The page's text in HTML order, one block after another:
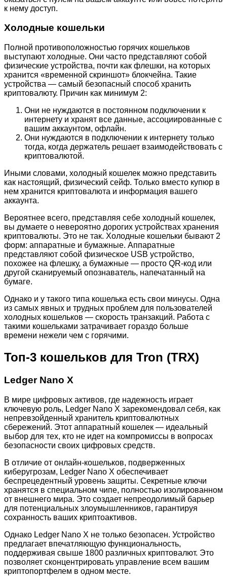
к нему доступ.
Холодные кошельки
Полной противоположностью горячих кошельков
выступают холодные. Они часто представляют собой
физические устройства, почти как флешки, на которых
хранится «временной скриншот» блокчейна. Такие
устройства — самый безопасный способ хранить
криптовалюту. Причин как минимум 2:
Они не нуждаются в постоянном подключении к
интернету и хранят все данные, ассоциированные с
вашим аккаунтом, офлайн.
Они нуждаются в подключении к интернету только
тогда, когда держатель решает взаимодействовать с
криптовалютой.
Иными словами, холодный кошелек можно представить
как настоящий, физический сейф. Только вместо купюр в
нем хранится криптовалюта и информация вашего
аккаунта.
Вероятнее всего, представляя себе холодный кошелек,
вы думаете о невероятно дорогих устройствах хранения
криптовалюты. Это не так. Холодные кошельки бывают 2
форм: аппаратные и бумажные. Аппаратные
представляют собой физическое USB устройство,
похожее на флешку, а бумажные — просто QR-код или
другой сканируемый опознаватель, напечатанный на
бумаге.
Однако и у такого типа кошелька есть свои минусы. Одна
из самых явных и трудных проблем для пользователей
холодных кошельков — скорость транзакций. Работа с
такими кошельками затрачивает гораздо больше
времени нежели чем с горячими.
Топ-3 кошельков для Tron (TRX)
Ledger Nano X
В мире цифровых активов, где надежность играет
ключевую роль, Ledger Nano X зарекомендовал себя, как
непревзойденный хранитель криптовалютных
сбережений. Этот аппаратный кошелек — идеальный
выбор для тех, кто не идет на компромиссы в вопросах
безопасности своих цифровых средств.
В отличие от онлайн-кошельков, подверженных
киберугрозам, Ledger Nano X обеспечивает
беспрецедентный уровень защиты. Секретные ключи
хранятся в специальном чипе, полностью изолированном
от внешнего мира. Это создает непреодолимый барьер
для потенциальных злоумышленников, гарантируя
сохранность ваших криптоактивов.
Однако Ledger Nano X не только безопасен. Устройство
предлагает впечатляющую функциональность,
поддерживая свыше 1800 различных криптовалют. Это
позволяет сконцентрировать управление всем вашим
криптопортфелем в одном месте.